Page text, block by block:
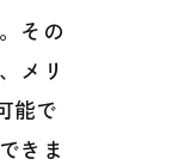
その
メリ
能で
きま